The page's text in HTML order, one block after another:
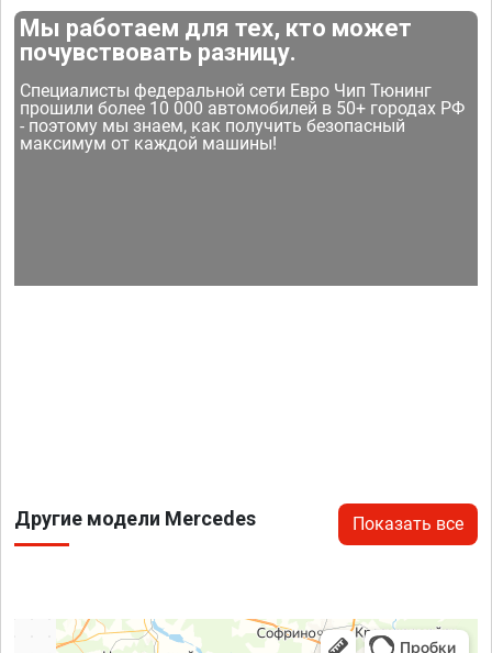
Мы работаем для тех, кто может
почувствовать разницу.
Специалисты федеральной сети Евро Чип Тюнинг
прошили более 10 000 автомобилей в 50+ городах РФ
- поэтому мы знаем, как получить безопасный
максимум от каждой машины!
Другие модели Mercedes Показать все